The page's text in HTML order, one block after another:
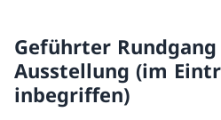
Geführter
Ausstellung (im
inbegriffen)